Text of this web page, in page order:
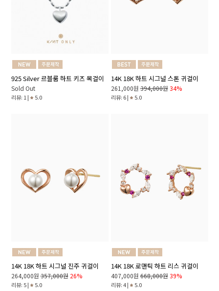
925 Silver 르블룸 하트 키즈 목걸이
Sold Out
리뷰: 1 | 5.0
14K 18K 하트 시그널 스톤 귀걸이
261,000원 394,000원 34%
리뷰: 6 | 5.0
14K 18K 하트 시그널 진주 귀걸이
264,000원 357,000원 26%
리뷰: 5 | 5.0
14K 18K 로맨틱 하트 리스 귀걸이
407,000원 668,000원 39%
리뷰: 4 | 5.0